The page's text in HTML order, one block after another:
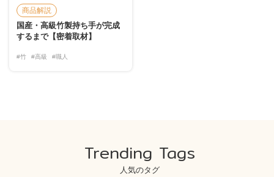
商品解説
国産・高級竹製持ち手が完成
するまで【密着取材】
#竹 #高級 #職人
Trending Tags
人気のタグ